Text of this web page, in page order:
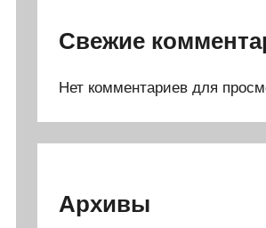
Свежие
Нет комментариев для
Архивы